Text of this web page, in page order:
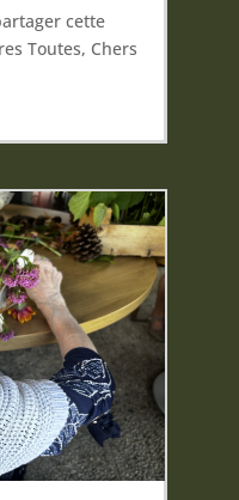
cette
Toutes, Chers